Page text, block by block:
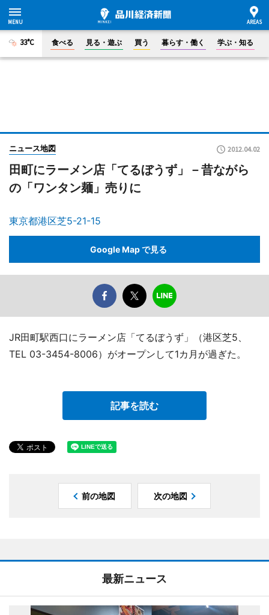
33°C 食べる 見る・遊ぶ 買う 暮らす・働く 学ぶ・知る
ニュース地図 2012.04.02
田町にラーメン店「てるぼうず」－昔ながら
の「ワンタン麺」売りに
東京都港区芝5-21-15
Google Map で見る
JR田町駅西口にラーメン店「てるぼうず」（港区芝5、
TEL 03-3454-8006）がオープンして1カ月が過ぎた。
記事を読む
前の地図 次の地図
最新ニュース